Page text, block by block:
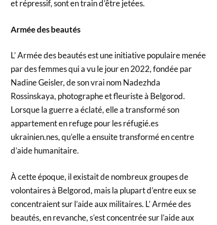
et répressif, sont en train d’être jetées.
Armée des beautés
L’ Armée des beautés est une initiative populaire menée
par des femmes qui a vu le jour en 2022, fondée par
Nadine Geisler, de son vrai nom Nadezhda
Rossinskaya, photographe et fleuriste à Belgorod.
Lorsque la guerre a éclaté, elle a transformé son
appartement en refuge pour les réfugié.es
ukrainien.nes, qu’elle a ensuite transformé en centre
d’aide humanitaire.
À cette époque, il existait de nombreux groupes de
volontaires à Belgorod, mais la plupart d’entre eux se
concentraient sur l’aide aux militaires. L’ Armée des
beautés, en revanche, s’est concentrée sur l’aide aux